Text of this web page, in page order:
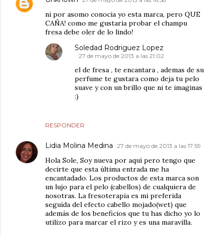
ni por asomo conocia yo esta marca, pero QUE
CAÑA! como me gustaria probar el champu
fresa debe oler de lo lindo!
RESPONDER
Soledad Rodriguez Lopez
27 de mayo de 2013 a las 21:02
el de fresa , te encantara , ademas de su
perfume te gustara como deja tu pelo
suave y con un brillo que ni te imaginas
:)
Lidia Molina Medina 27 de mayo de 2013 a las 17:59
Hola Sole, Soy nueva por aquí pero tengo que
decirte que esta última entrada me ha
encantadado. Los productos de esta marca son
un lujo para el pelo (cabellos) de cualquiera de
nosotras. La fresoterapia es mi preferida
seguida del efecto cabello mojado(wet) que
además de los beneficios que tu has dicho yo lo
utilizo para marcar el rizo y es una maravilla.